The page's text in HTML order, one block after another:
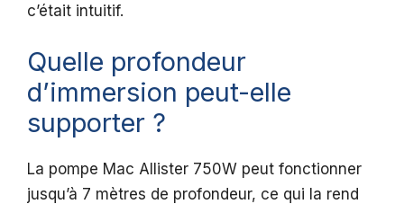
c’était intuitif.
Quelle profondeur
d’immersion peut-elle
supporter ?
La pompe Mac Allister 750W peut fonctionner
jusqu’à 7 mètres de profondeur, ce qui la rend